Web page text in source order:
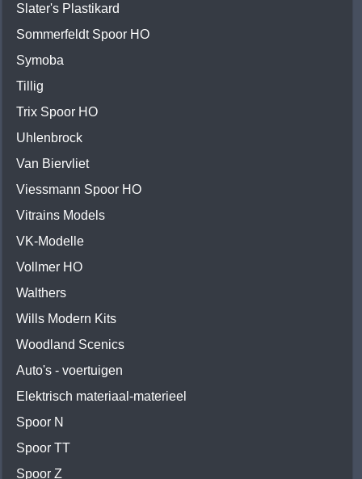
Slater's Plastikard
Sommerfeldt Spoor HO
Symoba
Tillig
Trix Spoor HO
Uhlenbrock
Van Biervliet
Viessmann Spoor HO
Vitrains Models
VK-Modelle
Vollmer HO
Walthers
Wills Modern Kits
Woodland Scenics
Auto's - voertuigen
Elektrisch materiaal-materieel
Spoor N
Spoor TT
Spoor Z